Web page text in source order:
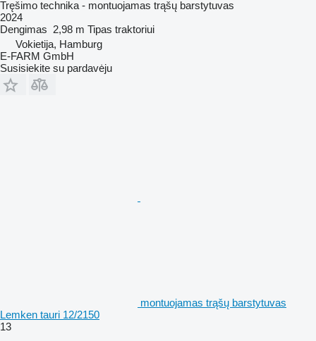
Tręšimo technika - montuojamas trąšų barstytuvas
2024
Dengimas 2,98 m Tipas traktoriui
Vokietija, Hamburg
E-FARM GmbH
Susisiekite su pardavėju
montuojamas trąšų barstytuvas
Lemken tauri 12/2150
13